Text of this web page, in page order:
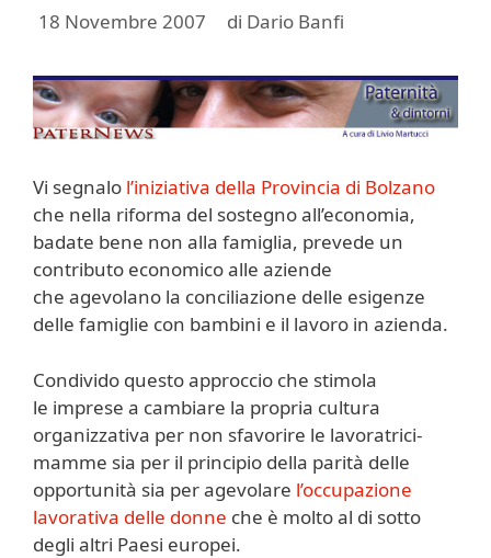
18 Novembre 2007 di Dario Banfi
Vi segnalo l’iniziativa della Provincia di Bolzano
che nella riforma del sostegno all’economia,
badate bene non alla famiglia, prevede un
contributo economico alle aziende
che agevolano la conciliazione delle esigenze
delle famiglie con bambini e il lavoro in azienda.
Condivido questo approccio che stimola
le imprese a cambiare la propria cultura
organizzativa per non sfavorire le lavoratrici-
mamme sia per il principio della parità delle
opportunità sia per agevolare l’occupazione
lavorativa delle donne che è molto al di sotto
degli altri Paesi europei.